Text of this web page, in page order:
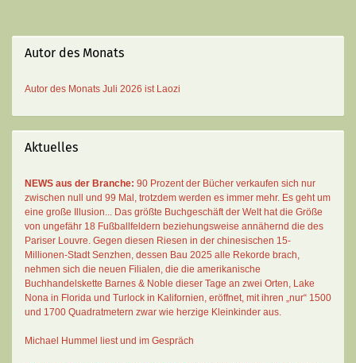
Autor des Monats
Autor des Monats Juli 2026 ist Laozi
Aktuelles
NEWS aus der Branche: 90 Prozent der Bücher verkaufen sich nur
zwischen null und 99 Mal , trotzdem werden es immer mehr. Es geht um
eine große Illusion... Das größte Buchgeschäft der Welt hat die Größe
von ungefähr 18 Fußballfeldern beziehungsweise annähernd die des
Pariser Louvre. Gegen diesen Riesen in der chinesischen 15-
Millionen-Stadt Senzhen, dessen Bau 2025 alle Rekorde brach,
nehmen sich die neuen Filialen, die die amerikanische
Buchhandelskette Barnes & Noble dieser Tage an zwei Orten, Lake
Nona in Florida und Turlock in Kalifornien, eröffnet, mit ihren „nur“ 1500
und 1700 Quadratmetern zwar wie herzige Kleinkinder aus.
Michael Hummel liest und im Gespräch